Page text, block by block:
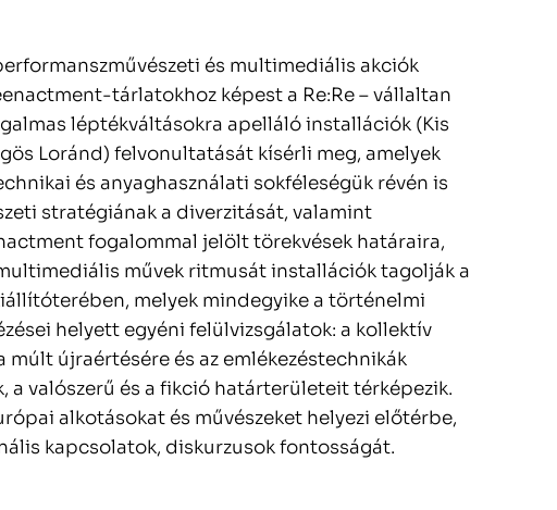
és multimediális akciók
tárlatokhoz képest a Re:Re – vállaltan
léptékváltásokra apelláló installációk (Kis
Loránd) felvonultatását kísérli meg, amelyek
és anyaghasználati sokféleségük révén is
stratégiának a diverzitását, valamint
fogalommal jelölt törekvések határaira,
művek ritmusát installációk tagolják a
melyek mindegyike a történelmi
helyett egyéni felülvizsgálatok: a kollektív
múlt újraértésére és az emlékezéstechnikák
a valószerű és a fikció határterületeit térképezik.
alkotásokat és művészeket helyezi előtérbe,
kapcsolatok, diskurzusok fontosságát.